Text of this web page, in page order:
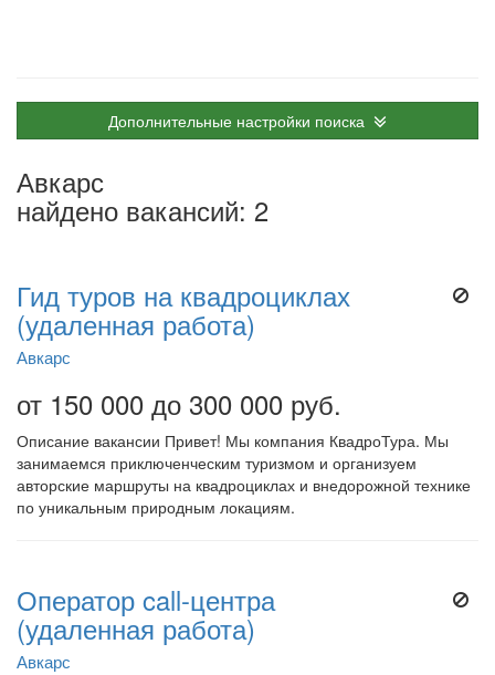
Дополнительные настройки поиска
Авкарс
найдено вакансий: 2
Гид туров на квадроциклах
(удаленная работа)
Авкарс
от 150 000 до 300 000 руб.
Описание вакансии Привет! Мы компания КвадроТура. Мы
занимаемся приключенческим туризмом и организуем
авторские маршруты на квадроциклах и внедорожной технике
по уникальным природным локациям.
Оператор call-центра
(удаленная работа)
Авкарс